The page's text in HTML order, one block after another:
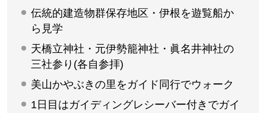
伝統的建造物群保存地区・伊根を遊覧船か
ら見学
天橋立神社・元伊勢籠神社・眞名井神社の
三社参り(各自参拝)
美山かやぶきの里をガイド同行でウォーク
1日目はガイディングレシーバー付きでガイ